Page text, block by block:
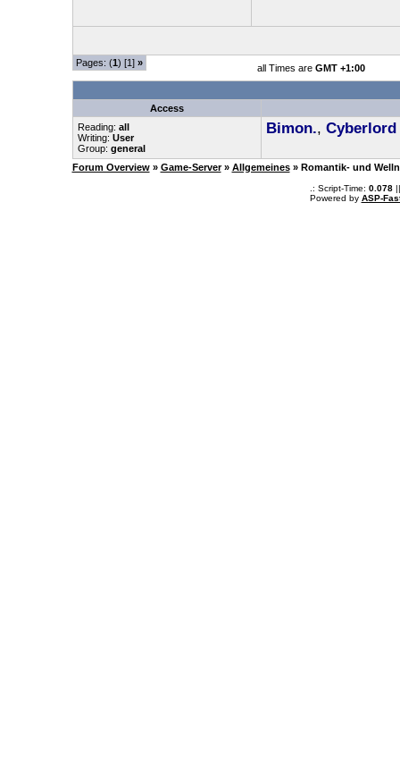
Pages: (1) [1] » all Times are GMT +1:00
Access
Reading: all
Writing: User
Group: general
Bimon., Cyberlord
Forum Overview » Game-Server » Allgemeines » Romantik- und
.: Script-Time: 0.078||
Powered by ASP-